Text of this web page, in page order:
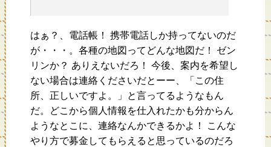
はぁ？、電話帳！ 携帯電話しか持ってないのだ
が・・・。各種の地図ってどんな地図だ！ ゼン
リンか？ ありえないだろ！ 今後、案内を希望し
ない場合は連絡くださいだとーー、「この住
所、正しいですよ。」と言ってるようなもん
だ。どこから個人情報を仕入れたかも分からん
ようなとこに、連絡なんかできるかよ！ こんな
やり方で募金してもらえると思っているのだろ